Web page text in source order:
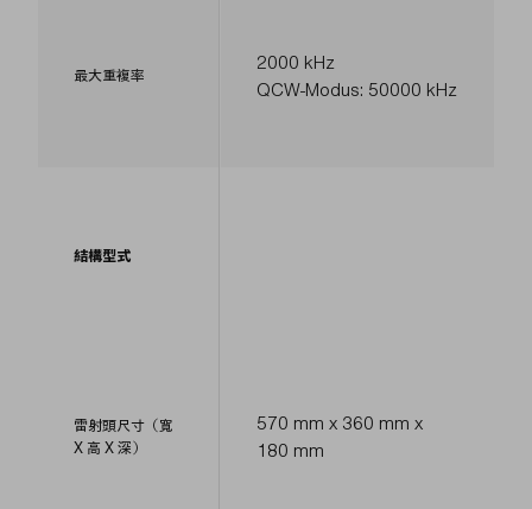
最大重複率
結構型式
雷射頭尺寸（寬
X 高 X 深）
2000 kHz
QCW-Modus: 50000 kHz
570 mm x 360 mm x
180 mm